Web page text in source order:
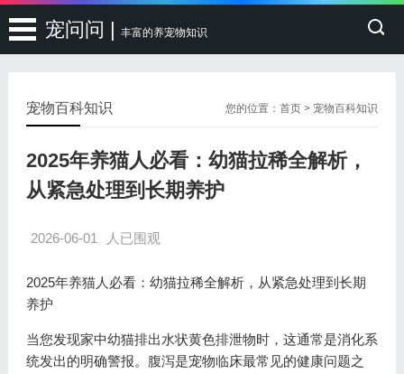
宠问问 | 丰富的养宠物知识
您的位置：首页 >宠物百科知识
宠物百科知识
2025年养猫人必看：幼猫拉稀全解析，
从紧急处理到长期养护
2026-06-01 人已围观
2025年养猫人必看：幼猫拉稀全解析，从紧急处理到长期
养护
当您发现家中幼猫排出水状黄色排泄物时，这通常是消化系
统发出的明确警报。腹泻是宠物临床最常见的健康问题之